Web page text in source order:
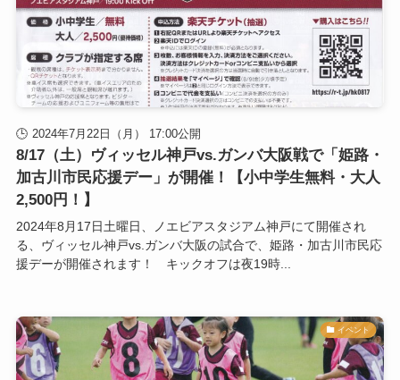
2024年7月22日（月） 17:00公開
8/17（土）ヴィッセル神戸vs.ガンバ大阪戦で「姫路・
加古川市民応援デー」が開催！【小中学生無料・大人
2,500円！】
2024年8月17日土曜日、ノエビアスタジアム神戸にて開催され
る、ヴィッセル神戸vs.ガンバ大阪の試合で、姫路・加古川市民応
援デーが開催されます！ キックオフは夜19時...
イベント